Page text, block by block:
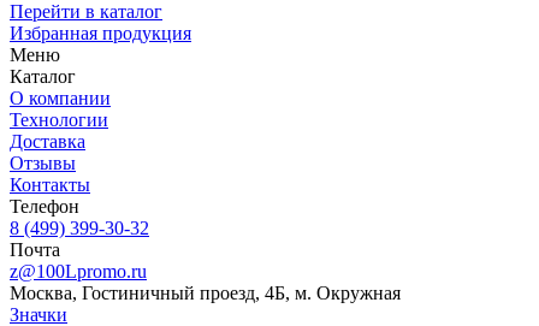
Перейти в каталог
Избранная продукция
Меню
Каталог
О компании
Технологии
Доставка
Отзывы
Контакты
Телефон
8 (499) 399-30-32
Почта
z@100Lpromo.ru
Москва, Гостиничный проезд, 4Б, м. Окружная
Значки